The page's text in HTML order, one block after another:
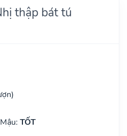
thập bát tú
TỐT